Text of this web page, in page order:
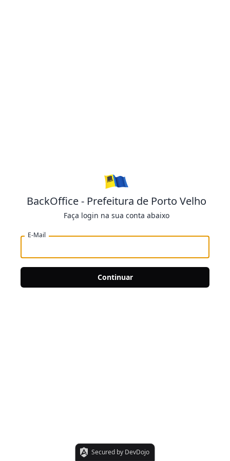
BackOffice - Prefeitura de Porto Velho
Faça login na sua conta abaixo
E-Mail
Continuar
Secured by DevDojo